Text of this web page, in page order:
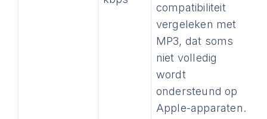
compatibiliteit
vergeleken met
MP3, dat soms
niet volledig
wordt
ondersteund op
Apple-apparaten.